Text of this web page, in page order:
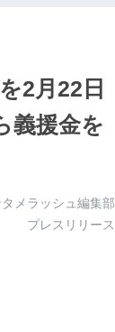
2月22日
援金を
メラッシュ編集部
プレスリリース